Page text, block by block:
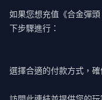
如果您想充值《合金彈
下步驟進行：
選擇合適的付款方式，